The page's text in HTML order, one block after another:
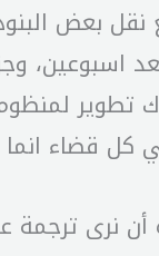
بعض
بعد
تطوير
في كل قضاء
عملية على الارض